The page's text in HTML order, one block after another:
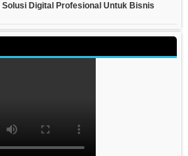
Digital Profesional Untuk Bisnis